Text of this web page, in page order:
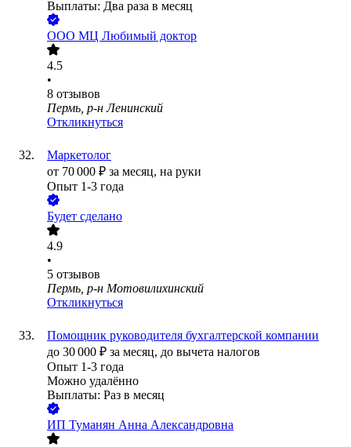
Выплаты: Два раза в месяц
ООО МЦ Любимый доктор
4.5
•
8 отзывов
Пермь, р-н Ленинский
Откликнуться
Маркетолог
от 70 000 ₽ за месяц, на руки
Опыт 1-3 года
Будет сделано
4.9
•
5 отзывов
Пермь, р-н Мотовилихинский
Откликнуться
Помощник руководителя бухгалтерской компании
до 30 000 ₽ за месяц, до вычета налогов
Опыт 1-3 года
Можно удалённо
Выплаты: Раз в месяц
ИП Туманян Анна Александровна